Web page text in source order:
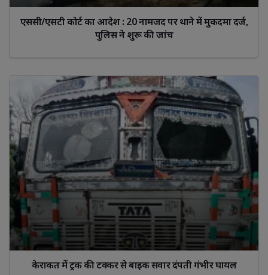
एससी/एसटी कोर्ट का आदेश : 20 नामजद पर थाने में मुकदमा दर्ज,
पुलिस ने शुरू की जांच
केराकत में ट्रक की टक्कर से बाइक सवार दंपती गंभीर घायल